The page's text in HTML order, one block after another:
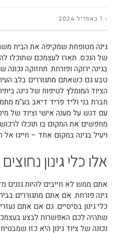
1 באפריל 2024
גינה מטופחת שמקיפה את הבית
של הנכס. תארו לעצמכם שתוכלו
בגינה ירוקה ופורחת. תחזוקה
טבע גם כשאתם מתגוררים בלב
הציוד המומלץ לטיפוח של גינה
חברת בני וליד פריד דיאב בע"מ
עם דגש על מענה אישי וציוד של
מחפשים את המקום בו תוכלו
ויעיל בגינה במקום אחד – חייגו
אלו כלי גינון
אתם ממש לא חייבים להיות גננים
גינה פורחת. אם אתם מתגוררים
כלי גינון בסיסיים. גם אם אתם
שתהיה לכם האפשרות לבצע בעצמכם
נכונה של ציוד גינון היא כזו